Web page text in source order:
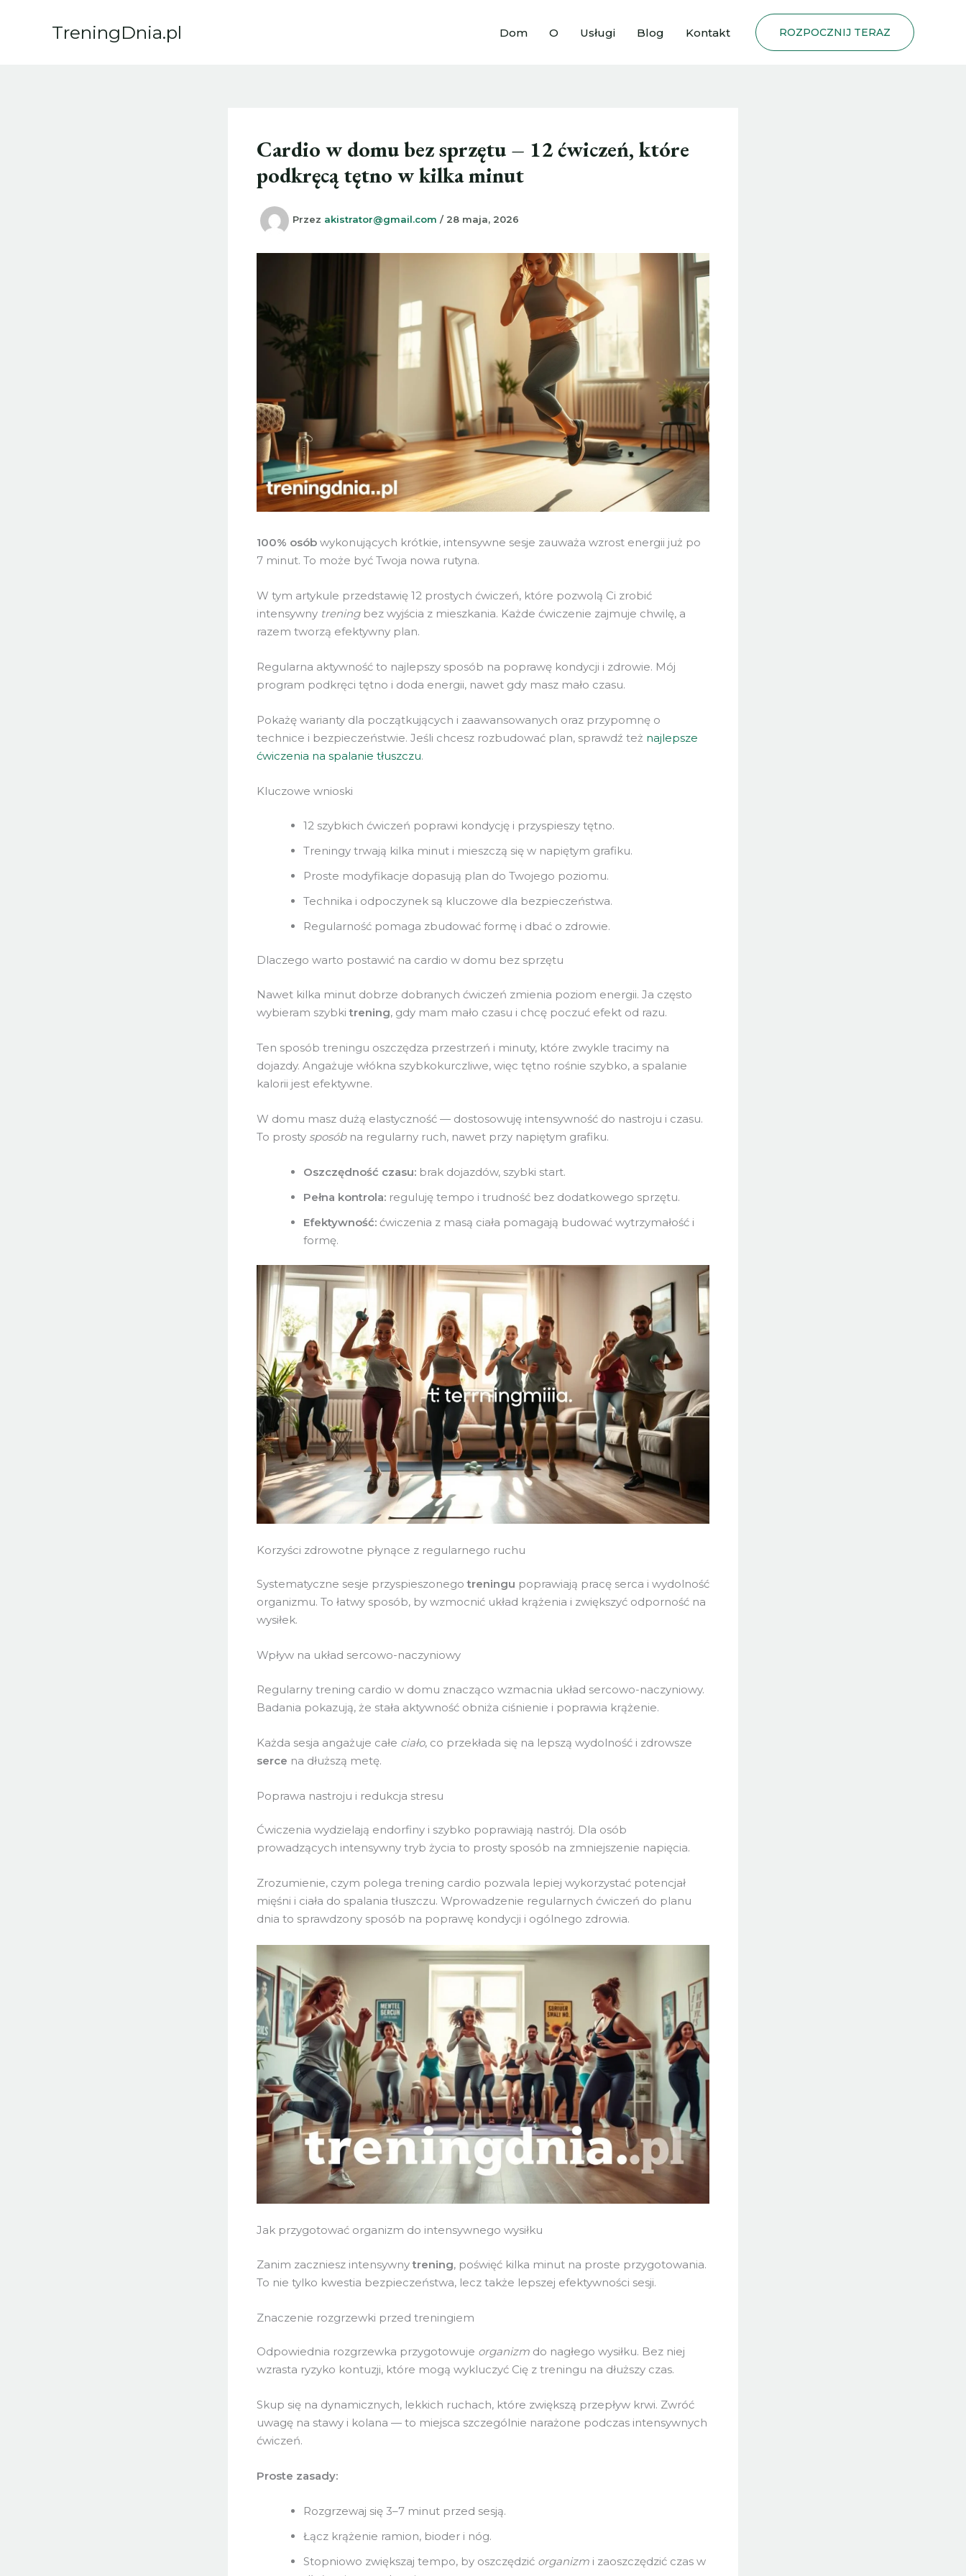
TreningDnia.pl Dom O Usługi Blog Kontakt ROZPOCZNIJ TERAZ
Cardio w domu bez sprzętu – 12 ćwiczeń, które
podkręcą tętno w kilka minut
Przez akistrator@gmail.com / 28 maja, 2026
100% osób wykonujących krótkie, intensywne sesje zauważa wzrost energii już po
7 minut. To może być Twoja nowa rutyna.
W tym artykule przedstawię 12 prostych ćwiczeń, które pozwolą Ci zrobić
intensywny treningbez wyjścia z mieszkania. Każde ćwiczenie zajmuje chwilę, a
razem tworzą efektywny plan.
Regularna aktywność to najlepszy sposób na poprawę kondycji i zdrowie. Mój
program podkręci tętno i doda energii, nawet gdy masz mało czasu.
Pokażę warianty dla początkujących i zaawansowanych oraz przypomnę o
technice i bezpieczeństwie. Jeśli chcesz rozbudować plan, sprawdź też najlepsze
ćwiczenia na spalanie tłuszczu.
Kluczowe wnioski
12 szybkich ćwiczeń poprawi kondycję i przyspieszy tętno.
Treningy trwają kilka minut i mieszczą się w napiętym grafiku.
Proste modyfikacje dopasują plan do Twojego poziomu.
Technika i odpoczynek są kluczowe dla bezpieczeństwa.
Regularność pomaga zbudować formę i dbać o zdrowie.
Dlaczego warto postawić na cardio w domu bez sprzętu
Nawet kilka minut dobrze dobranych ćwiczeń zmienia poziom energii. Ja często
wybieram szybkitrening, gdy mam mało czasu i chcę poczuć efekt od razu.
Ten sposób treningu oszczędza przestrzeń i minuty, które zwykle tracimy na
dojazdy. Angażuje włókna szybkokurczliwe, więc tętno rośnie szybko, a spalanie
kalorii jest efektywne.
W domu masz dużą elastyczność — dostosowuję intensywność do nastroju i czasu.
To prosty sposóbna regularny ruch, nawet przy napiętym grafiku.
Oszczędność czasu: brak dojazdów, szybki start.
Pełna kontrola: reguluję tempo i trudność bez dodatkowego sprzętu.
Efektywność: ćwiczenia z masą ciała pomagają budować wytrzymałość i
formę.
Korzyści zdrowotne płynące z regularnego ruchu
Systematyczne sesje przyspieszonegotreningu poprawiają pracę serca i wydolność
organizmu. To łatwy sposób, by wzmocnić układ krążenia i zwiększyć odporność na
wysiłek.
Wpływ na układ sercowo-naczyniowy
Regularny trening cardio w domu znacząco wzmacnia układ sercowo-naczyniowy.
Badania pokazują, że stała aktywność obniża ciśnienie i poprawia krążenie.
Każda sesja angażuje całe ciało, co przekłada się na lepszą wydolność i zdrowsze
serce na dłuższą metę.
Poprawa nastroju i redukcja stresu
Ćwiczenia wydzielają endorfiny i szybko poprawiają nastrój. Dla osób
prowadzących intensywny tryb życia to prosty sposób na zmniejszenie napięcia.
Zrozumienie, czym polega trening cardio pozwala lepiej wykorzystać potencjał
mięśni i ciała do spalania tłuszczu. Wprowadzenie regularnych ćwiczeń do planu
dnia to sprawdzony sposób na poprawę kondycji i ogólnego zdrowia.
Jak przygotować organizm do intensywnego wysiłku
Zanim zaczniesz intensywnytrening, poświęć kilka minut na proste przygotowania.
To nie tylko kwestia bezpieczeństwa, lecz także lepszej efektywności sesji.
Znaczenie rozgrzewki przed treningiem
Odpowiednia rozgrzewka przygotowuje organizm do nagłego wysiłku. Bez niej
wzrasta ryzyko kontuzji, które mogą wykluczyć Cię z treningu na dłuższy czas.
Skup się na dynamicznych, lekkich ruchach, które zwiększą przepływ krwi. Zwróć
uwagę na stawy i kolana — to miejsca szczególnie narażone podczas intensywnych
ćwiczeń.
Proste zasady:
Rozgrzewaj się 3–7 minut przed sesją.
Łącz krążenie ramion, bioder i nóg.
Stopniowo zwiększaj tempo, by oszczędzić organizm i zaoszczędzić czas w